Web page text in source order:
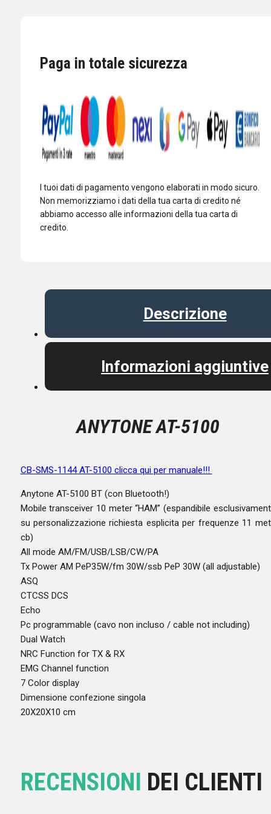
MODE
(10/11/12
EXPORT)
Paga in totale sicurezza
I tuoi dati di pagamento vengono elaborati in modo sicuro.
Non memorizziamo i dati della tua carta di credito né
abbiamo accesso alle informazioni della tua carta di
credito.
Descrizione
Informazioni aggiuntive
ANYTONE AT-5100
CB-SMS-1144 AT-5100 clicca qui per manuale!!!
Anytone AT-5100 BT (con Bluetooth!)
Mobile transceiver 10 meter “HAM” (espandibile
su personalizzazione richiesta esplicita per frequenze 11
cb)
All mode AM/FM/USB/LSB/CW/PA
Tx Power AM PeP35W/fm 30W/ssb PeP 30W (all adjustable)
ASQ
CTCSS DCS
Echo
Pc programmable (cavo non incluso / cable not including)
Dual Watch
NRC Function for TX & RX
EMG Channel function
7 Color display
Dimensione confezione singola
20X20X10 cm
RECENSIONI DEI CLIENTI